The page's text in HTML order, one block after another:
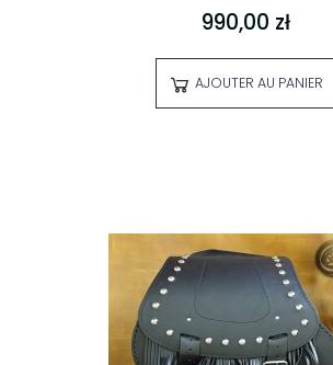
990,00 zł
AJOUTER AU PANIER